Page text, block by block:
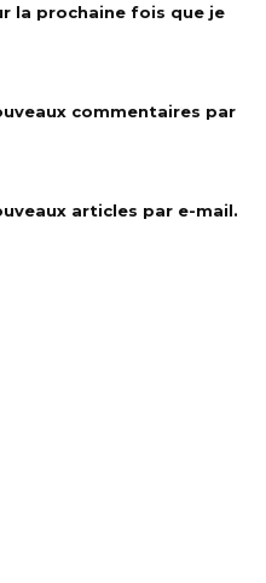
la prochaine fois que je
commentaires par
articles par e-mail.